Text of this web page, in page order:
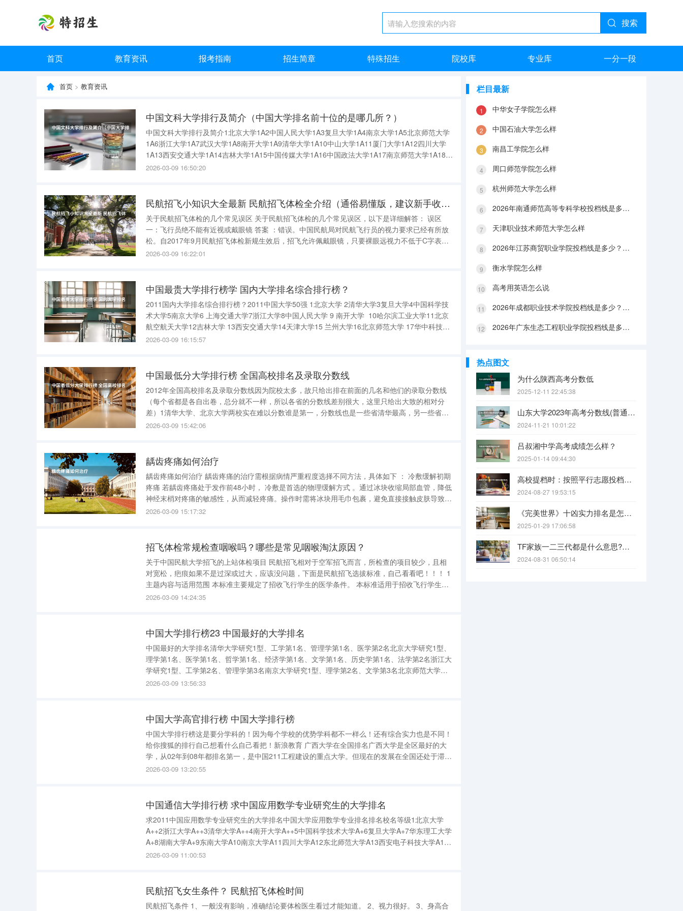
搜索
首页 教育资讯 报考指南 招生简章 特殊招生 院校库 专业库 一分一段
首页 > 教育资讯
中国文科大学排行及简介（中国大学排名前十位的是哪几所？）
中国文科大学排行及简介1北京大学1A2中国人民大学1A3复旦大学1A4南京大学1A5北京师范大学
1A6浙江大学1A7武汉大学1A8南开大学1A9清华大学1A10中山大学1A11厦门大学1A12四川大学
1A13西安交通大学1A14吉林大学1A15中国传媒大学1A16中国政法大学1A17南京师范大学1A18山
东大学1A19华中师范大学1A20上海财经大学1A21上海外国语大学1A22北京外国语大学
2026-03-09 16:50:20
民航招飞小知识大全最新 民航招飞体检全介绍（通俗易懂版，建议新手收藏）
关于民航招飞体检的几个常见误区 关于民航招飞体检的几个常见误区，以下是详细解答： 误区
一：飞行员绝不能有近视或戴眼镜 答案 ：错误。中国民航局对民航飞行员的视力要求已经有所放
松。自2017年9月民航招飞体检新规生效后，招飞允许佩戴眼镜，只要裸眼远视力不低于C字表
0.1，且矫正视力不低于C字表1.0即可。同时，招飞标准也允许有近视（单眼裸眼近视度数不超
2026-03-09 16:22:01
中国最贵大学排行榜学 国内大学排名综合排行榜？
2011国内大学排名综合排行榜？2011中国大学50强 1北京大学 2清华大学3复旦大学4中国科学技
术大学5南京大学6 上海交通大学7浙江大学8中国人民大学 9 南开大学 10哈尔滨工业大学11北京
航空航天大学12吉林大学 13西安交通大学14天津大学15 兰州大学16北京师范大学 17华中科技大
学18厦门大学19同济大学20中国农业大学21四川大学 22东南大学23中南大学 2
2026-03-09 16:15:57
中国最低分大学排行榜 全国高校排名及录取分数线
2012年全国高校排名及录取分数线因为院校太多，故只给出排在前面的几名和他们的录取分数线
（每个省都是各自出卷，总分就不一样，所以各省的分数线差别很大，这里只给出大致的相对分
差）1清华大学、北京大学两校实在难以分数谁是第一，分数线也是一些省清华最高，另一些省则
是北大最高；3上海交通大学分数线位居大部分省的第三，余下的少数省中也列第四，比清北的分
2026-03-09 15:42:06
龋齿疼痛如何治疗
龋齿疼痛如何治疗 龋齿疼痛的治疗需根据病情严重程度选择不同方法，具体如下 ： 冷敷缓解初期
疼痛 若龋齿疼痛处于发作前48小时， 冷敷是首选的物理缓解方式 。通过冰块收缩局部血管，降低
神经末梢对疼痛的敏感性，从而减轻疼痛。操作时需将冰块用毛巾包裹，避免直接接触皮肤导致冻
伤，每次冷敷时间控制在15-20分钟，可根据疼痛程度重复进行。此方法适用于轻度疼痛，且无炎
2026-03-09 15:17:32
招飞体检常规检查咽喉吗？哪些是常见咽喉淘汰原因？
关于中国民航大学招飞的上站体检项目 民航招飞相对于空军招飞而言，所检查的项目较少，且相
对宽松，疤痕如果不是过深或过大，应该没问题，下面是民航招飞选拔标准，自己看看吧！！！ 1
主题内容与适用范围 本标准主要规定了招收飞行学生的医学条件。 本标准适用于招收飞行学生，
也适用于改做飞行工作的人员。 2体检鉴定结论 体检鉴定结论分为： a．合格； b．不合格。 3一
2026-03-09 14:24:35
中国大学排行榜23 中国最好的大学排名
中国最好的大学排名清华大学研究1型、工学第1名、管理学第1名、医学第2名北京大学研究1型、
理学第1名、医学第1名、哲学第1名、经济学第1名、文学第1名、历史学第1名、法学第2名浙江大
学研究1型、工学第2名、管理学第3名南京大学研究1型、理学第2名、文学第3名北京师范大学研
究1型、教育学第1名、文学第2名上海交通大学研究1型、工学第3名中国科学技术大学研究1型、
2026-03-09 13:56:33
中国大学高官排行榜 中国大学排行榜
中国大学排行榜这是要分学科的！因为每个学校的优势学科都不一样么！还有综合实力也是不同！
给你搜狐的排行自己想看什么自己看把！新浪教育 广西大学在全国排名广西大学是全区最好的大
学，从02年到08年都排名第一，是中国211工程建设的重点大学。但现在的发展在全国还处于滞后
状态··2008年全国高校排行榜-01-07/1653116647.shtml2007年-01-08/1903136940.html
2026-03-09 13:20:55
中国通信大学排行榜 求中国应用数学专业研究生的大学排名
求2011中国应用数学专业研究生的大学排名中国大学应用数学专业排名排名校名等级1北京大学
A++2浙江大学A++3清华大学A++4南开大学A++5中国科学技术大学A+6复旦大学A+7华东理工大学
A+8湖南大学A+9东南大学A10南京大学A11四川大学A12东北师范大学A13西安电子科技大学A14
苏州大学A15中山大学A16兰州大学A17西北工业大学A18新疆大学B+19曲阜师范大学B+20北京理
2026-03-09 11:00:53
民航招飞女生条件？ 民航招飞体检时间
民航招飞条件 1、一般没有影响，准确结论要体检医生看过才能知道。 2、视力很好。 3、身高合
栏目最新
中华女子学院怎么样
中国石油大学怎么样
南昌工学院怎么样
周口师范学院怎么样
杭州师范大学怎么样
2026年南通师范高等专科学校投档线是多少？分数线、费用与入学攻略
天津职业技术师范大学怎么样
2026年江苏商贸职业学院投档线是多少？分数线、费用与入学攻略
衡水学院怎么样
高考用英语怎么说
2026年成都职业技术学院投档线是多少？分数线、费用与入学攻略
2026年广东生态工程职业学院投档线是多少？分数线、费用与入学攻略
热点图文
为什么陕西高考分数低
2025-12-11 22:45:38
山东大学2023年高考分数线(普通文理)（免费二本和三本的区别）
2024-11-21 10:01:22
吕叔湘中学高考成绩怎么样？
2025-01-14 09:44:30
高校提档时：按照平行志愿投档的批次，调档比例原则上控制在105%以内。请问这句话是什么意思呢？
2024-08-27 19:53:15
《完美世界》十凶实力排名是怎样的?（《完美世界》八大功法排名是怎样的？）
2025-01-29 17:06:58
TF家族一二三代都是什么意思?各代都有什么人?
2024-08-31 06:50:14